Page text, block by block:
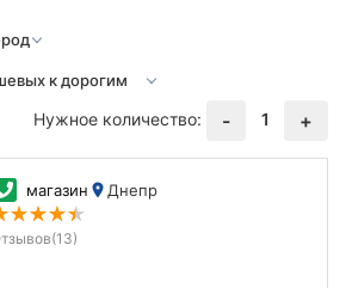
Нужное количество:
- 1 +
магазин Днепр
(13)